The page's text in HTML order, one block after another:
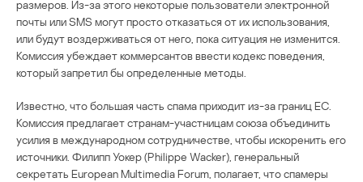
размеров. Из-за этого некоторые пользователи электронной
почты или SMS могут просто отказаться от их использования,
или будут воздерживаться от него, пока ситуация не изменится.
Комиссия убеждает коммерсантов ввести кодекс поведения,
который запретил бы определенные методы.
Известно, что большая часть спама приходит из-за границ ЕС.
Комиссия предлагает странам-участницам союза объединить
усилия в международном сотрудничестве, чтобы искоренить его
источники. Филипп Уокер (Philippe Wacker), генеральный
секретать European Multimedia Forum, полагает, что спамеры